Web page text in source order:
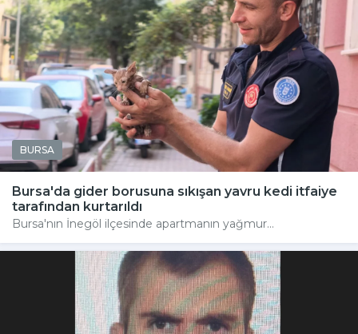
BURSA
Bursa'da gider borusuna sıkışan yavru kedi itfaiye
tarafından kurtarıldı
Bursa'nın İnegöl ilçesinde apartmanın yağmur...